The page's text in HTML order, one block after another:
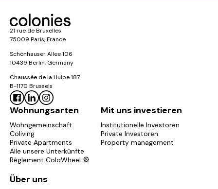
21 rue de Bruxelles
75009 Paris, France
Schönhauser Allee 106
10439 Berlin, Germany
Chaussée de la Hulpe 187
B-1170 Brussels
Wohnungsarten
Wohngemeinschaft
Coliving
Private Apartments
Alle unsere Unterkünfte
Règlement ColoWheel 🎡
Mit uns investieren
Institutionelle Investoren
Private Investoren
Property management
Über uns